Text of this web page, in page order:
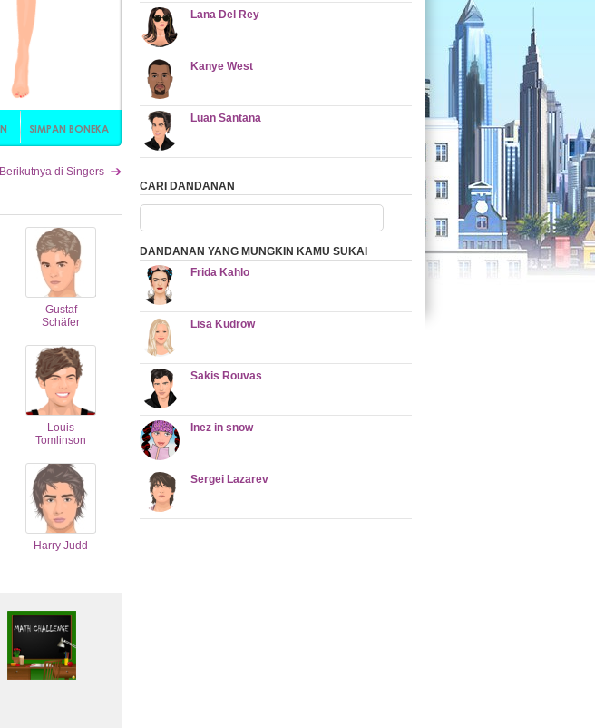
Berikutnya di Singers
Gustaf
Schäfer
Louis
Tomlinson
Harry Judd
Lana Del Rey
Kanye West
Luan Santana
CARI DANDANAN
DANDANAN YANG MUNGKIN KAMU SUKAI
Frida Kahlo
Lisa Kudrow
Sakis Rouvas
Inez in snow
Sergei Lazarev